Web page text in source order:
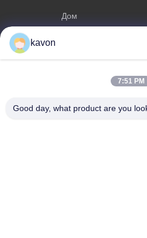
Дом
Внутренний твердотельный
kavon
7:51 PM
Good day, what product are you